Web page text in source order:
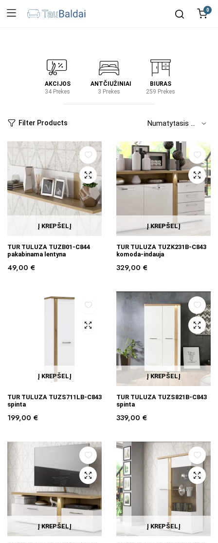
0
AKCIJOS
34 Prekes
ANTČIUŽINIAI
3 Prekes
BIURAS
259 Prekes
Filter Products
Į KREPŠELĮ
TUR TULUZA TUZB01-C844
pakabinama lentyna
49,00 €
Į KREPŠELĮ
TUR TULUZA TUZK231B-C843
komoda-indauja
329,00 €
Į KREPŠELĮ
TUR TULUZA TUZS711LB-C843
spinta
199,00 €
Į KREPŠELĮ
TUR TULUZA TUZS821B-C843
spinta
339,00 €
Į KREPŠELĮ Į KREPŠELĮ